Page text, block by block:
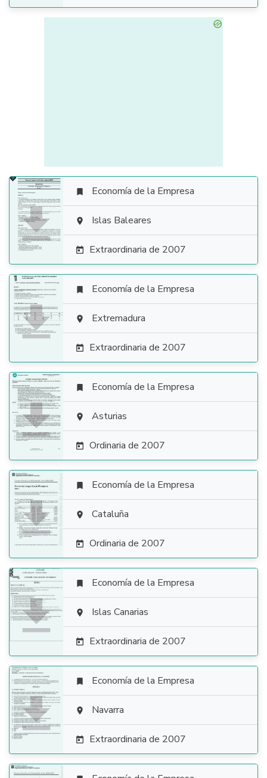

 Economía de la Empresa
 Islas Baleares
 Extraordinaria de 2007

 Economía de la Empresa
 Extremadura
 Extraordinaria de 2007

 Economía de la Empresa
 Asturias
 Ordinaria de 2007

 Economía de la Empresa
 Cataluña
 Ordinaria de 2007

 Economía de la Empresa
 Islas Canarias
 Extraordinaria de 2007

 Economía de la Empresa
 Navarra
 Extraordinaria de 2007